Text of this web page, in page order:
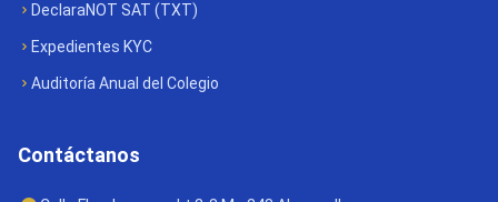
DeclaraNOT SAT (TXT)
Expedientes KYC
Auditoría Anual del Colegio
Contáctanos